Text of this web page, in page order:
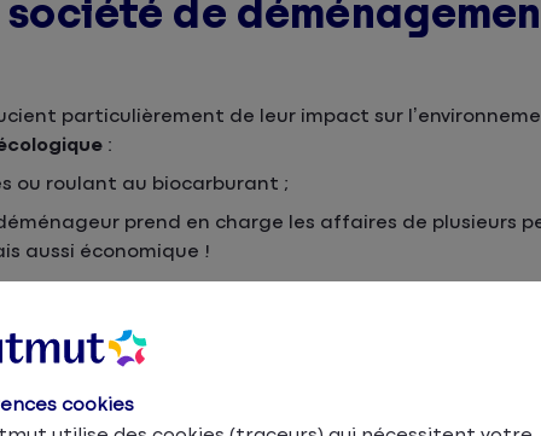
de
particulièrement de leur impact sur
:
ou roulant au biocarburant ;
prend en charge les affaires de plusieurs
aussi économique !
cookies